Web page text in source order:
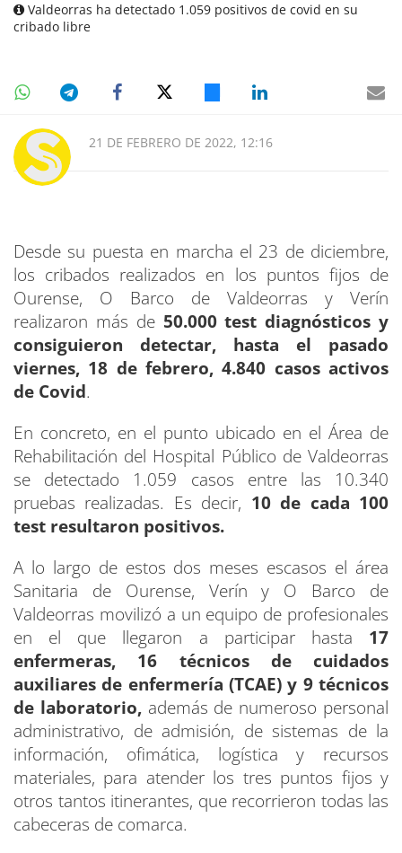
Valdeorras ha detectado 1.059 positivos de covid en su
cribado libre
21 DE FEBRERO DE 2022, 12:16
Desde su puesta en marcha el 23 de diciembre,
los cribados realizados en los puntos fijos de
Ourense, O Barco de Valdeorras y Verín
realizaron más de50.000 test diagnósticos y
consiguieron detectar, hasta el pasado
viernes, 18 de febrero, 4.840 casos activos
de Covid.
En concreto, en el punto ubicado en el Área de
Rehabilitación del Hospital Público de Valdeorras
se detectado 1.059 casos entre las 10.340
pruebas realizadas. Es decir, 10 de cada 100
test resultaron positivos.
A lo largo de estos dos meses escasos el área
Sanitaria de Ourense, Verín y O Barco de
Valdeorras movilizó a un equipo de profesionales
en el que llegaron a participar hasta 17
enfermeras, 16 técnicos de cuidados
auxiliares de enfermería (TCAE) y 9 técnicos
de laboratorio,además de numeroso personal
administrativo, de admisión, de sistemas de la
información, ofimática, logística y recursos
materiales, para atender los tres puntos fijos y
otros tantos itinerantes, que recorrieron todas las
cabeceras de comarca.